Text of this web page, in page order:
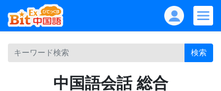
検索
中国語会話 総合